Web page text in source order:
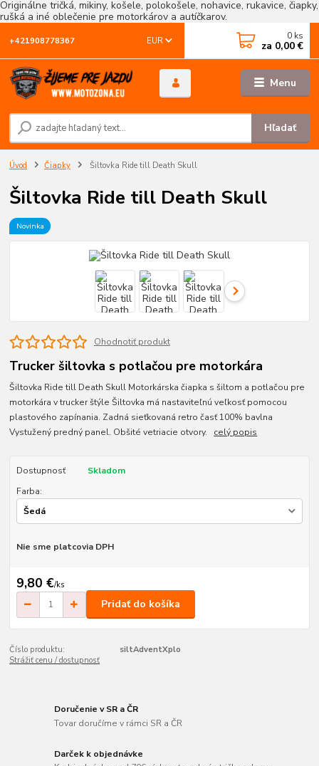
Originálne tričká, mikiny, košele, polokošele, nohavice, rukavice, čiapky,
rušká a iné oblečenie pre motorkárov a autíčkarov.
Menu
EUR
Hľadať
+421908778367 0 ks
za 0,00 €
Úvod Čiapky Šiltovka Ride till Death Skull
Šiltovka Ride till Death Skull
Novinka
Ohodnotiť produkt
Trucker šiltovka s potlačou pre motorkára
Šiltovka Ride till Death Skull Motorkárska čiapka s šiltom a potlačou pre
motorkára v trucker štýle Šiltovka má nastaviteľnú veľkosť pomocou
plastového zapínania. Zadná sieťkovaná retro časť 100% bavlna
Vystužený predný panel. Obšité vetriacie otvory. celý popis
Dostupnosť
Skladom
Farba:
Nie sme platcovia DPH
9,80 €/ks
Pridať do košíka
Číslo produktu:
siltAdventXplo
Strážiť cenu / dostupnosť
Doručenie v SR a ČR
Tovar doručíme v rámci SR a ČR
Darček k objednávke